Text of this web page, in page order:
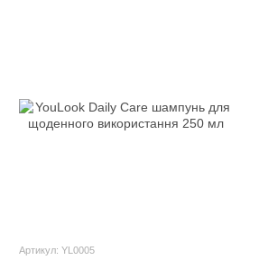
Артикул: YL0005